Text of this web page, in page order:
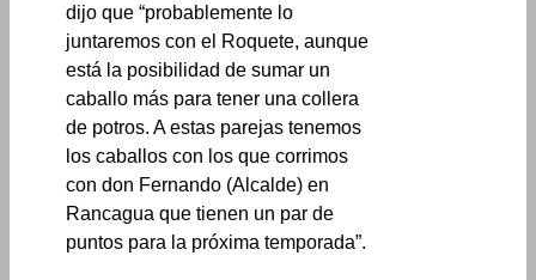
dijo que “probablemente lo
juntaremos con el Roquete, aunque
está la posibilidad de sumar un
caballo más para tener una collera
de potros. A estas parejas tenemos
los caballos con los que corrimos
con don Fernando (Alcalde) en
Rancagua que tienen un par de
puntos para la próxima temporada”.